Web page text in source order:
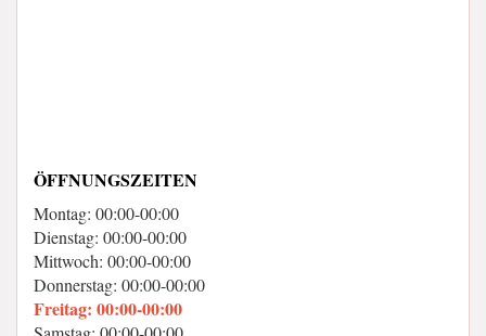
ÖFFNUNGSZEITEN
Montag: 00:00-00:00
Dienstag: 00:00-00:00
Mittwoch: 00:00-00:00
Donnerstag: 00:00-00:00
Freitag: 00:00-00:00